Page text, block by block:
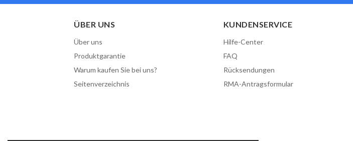
ÜBER UNS
Über uns
Produktgarantie
Warum kaufen Sie bei uns?
Seitenverzeichnis
KUNDENSERVICE
Hilfe-Center
FAQ
Rücksendungen
RMA-Antragsformular